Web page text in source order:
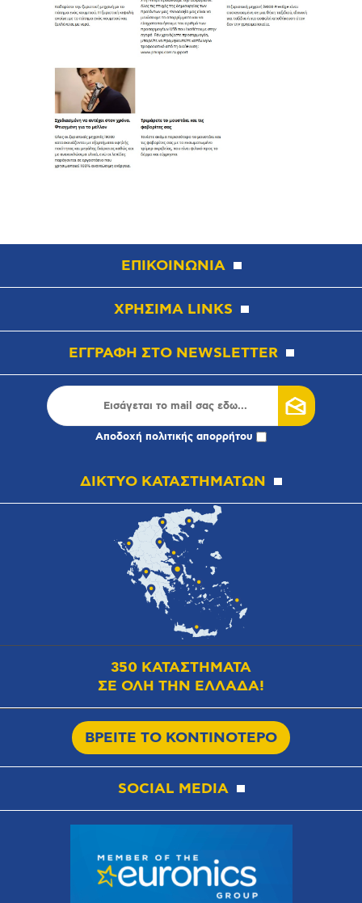
ΕΠΙΚΟΙΝΩΝΙΑ
ΧΡΗΣΙΜΑ LINKS
ΕΓΓΡΑΦΗ ΣΤΟ NEWSLETTER
Αποδοχή πολιτικής απορρήτου
ΔΙΚΤΥΟ ΚΑΤΑΣΤΗΜΑΤΩΝ
350 ΚΑΤΑΣΤΗΜΑΤΑ
ΣΕ ΟΛΗ ΤΗΝ ΕΛΛΑΔΑ!
ΒΡΕΙΤΕ ΤΟ ΚΟΝΤΙΝΟΤΕΡΟ
SOCIAL MEDIA